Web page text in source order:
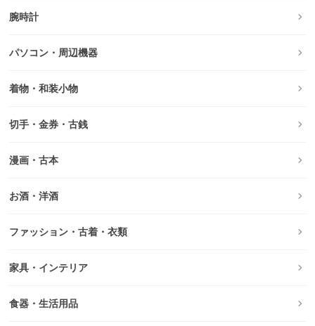
腕時計
パソコン・周辺機器
着物・和装小物
切手・金券・古銭
漫画・古本
お酒・洋酒
ファッション・古着・衣類
家具・インテリア
食器・生活用品